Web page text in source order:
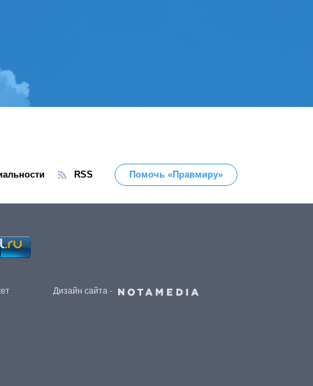
RSS Помочь «Правмиру»
Дизайн сайта -